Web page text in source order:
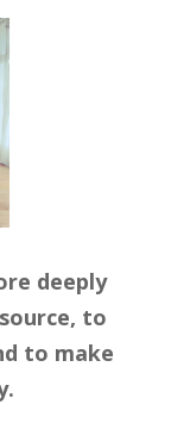
deeply
to
to make